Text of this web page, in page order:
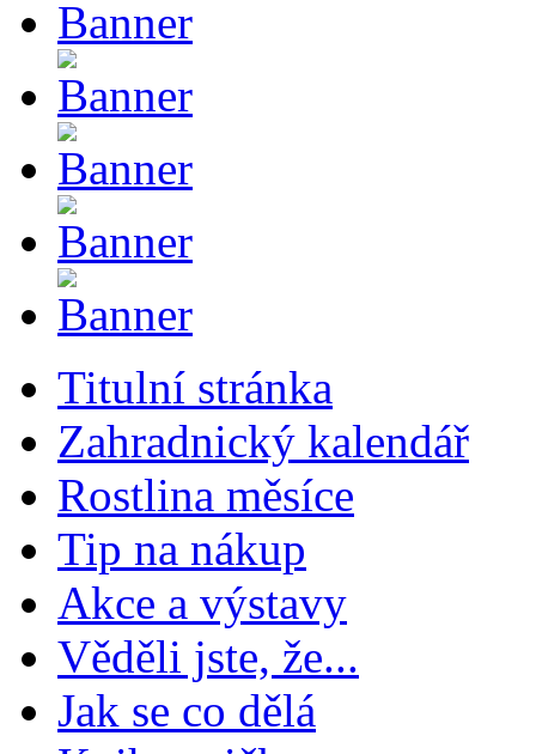
Titulní stránka
Zahradnický kalendář
Rostlina měsíce
Tip na nákup
Akce a výstavy
Věděli jste, že...
Jak se co dělá